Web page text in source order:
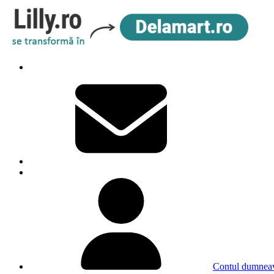
Contul